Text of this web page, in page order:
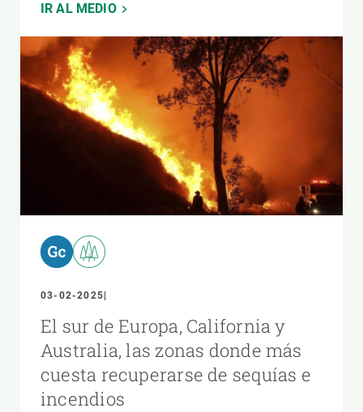
IR AL MEDIO
03-02-2025
El sur de Europa, California y
Australia, las zonas donde más
cuesta recuperarse de sequías e
incendios